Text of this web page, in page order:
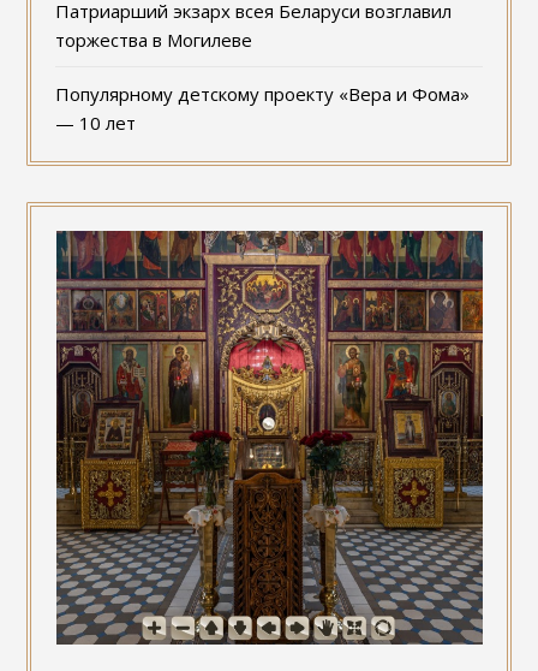
Патриарший экзарх всея Беларуси возглавил
торжества в Могилеве
Популярному детскому проекту «Вера и Фома»
— 10 лет